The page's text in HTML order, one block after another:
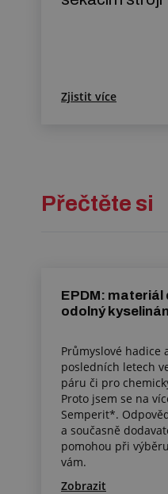
Zjistit více
Přečtěte si
EPDM:
odolný
Průmyslové hadice
posledních letech
páru či pro
Proto jsem se na
Semperit*.
a současně
pomohou při
vám.
Zobrazit